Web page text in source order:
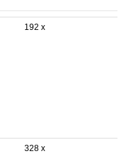
192 x
328 x